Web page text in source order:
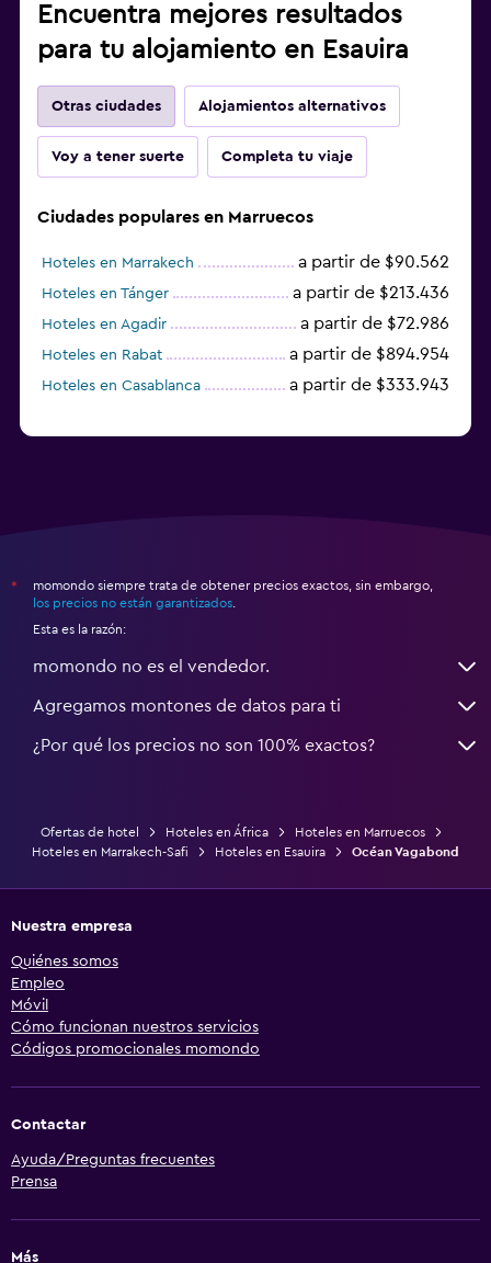
Encuentra mejores resultados
para tu alojamiento en Esauira
Otras ciudades Alojamientos alternativos
Voy a tener suerte Completa tu viaje
Ciudades populares en Marruecos
Hoteles en Marrakech a partir de $90.562
Hoteles en Tánger a partir de $213.436
Hoteles en Agadir a partir de $72.986
Hoteles en Rabat a partir de $894.954
Hoteles en Casablanca a partir de $333.943
*
momondo siempre trata de obtener precios exactos, sin embargo,
los precios no están garantizados
Esta es la razón:
momondo no es el vendedor.
Agregamos montones de datos para ti
¿Por qué los precios no son 100% exactos?
Ofertas de hotel Hoteles en África
Hoteles en Marruecos
Hoteles en Marrakech-Safi
Hoteles en Esauira Océan Vagabond
Nuestra empresa
Quiénes somos
Empleo
Móvil
Cómo funcionan nuestros servicios
Códigos promocionales momondo
Contactar
Ayuda/Preguntas frecuentes
Prensa
Más